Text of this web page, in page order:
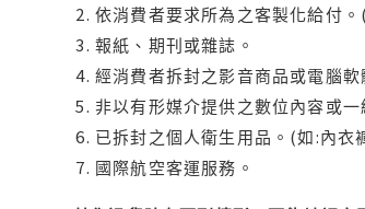
依消費者要求所為之客製化給付
報紙、期刊或雜誌。
經消費者拆封之影音商品或電腦軟
非以有形媒介提供之數位內容或
已拆封之個人衛生用品。(如:內衣
國際航空客運服務。